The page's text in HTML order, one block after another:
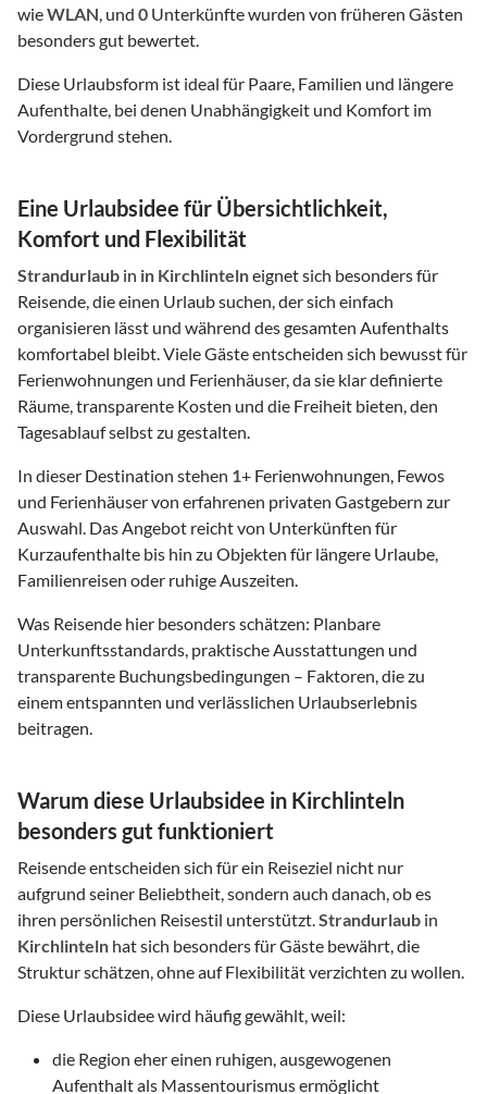
wieWLAN, und 0 Unterkünfte wurden von früheren Gästen
besonders gut bewertet.
Diese Urlaubsform ist ideal für Paare, Familien und längere
Aufenthalte, bei denen Unabhängigkeit und Komfort im
Vordergrund stehen.
Eine Urlaubsidee für Übersichtlichkeit,
Komfort und Flexibilität
Strandurlaub in in Kirchlintelneignet sich besonders für
Reisende, die einen Urlaub suchen, der sich einfach
organisieren lässt und während des gesamten Aufenthalts
komfortabel bleibt. Viele Gäste entscheiden sich bewusst für
Ferienwohnungen und Ferienhäuser, da sie klar definierte
Räume, transparente Kosten und die Freiheit bieten, den
Tagesablauf selbst zu gestalten.
In dieser Destination stehen 1+ Ferienwohnungen, Fewos
und Ferienhäuser von erfahrenen privaten Gastgebern zur
Auswahl. Das Angebot reicht von Unterkünften für
Kurzaufenthalte bis hin zu Objekten für längere Urlaube,
Familienreisen oder ruhige Auszeiten.
Was Reisende hier besonders schätzen: Planbare
Unterkunftsstandards, praktische Ausstattungen und
transparente Buchungsbedingungen – Faktoren, die zu
einem entspannten und verlässlichen Urlaubserlebnis
beitragen.
Warum diese Urlaubsidee in Kirchlinteln
besonders gut funktioniert
Reisende entscheiden sich für ein Reiseziel nicht nur
aufgrund seiner Beliebtheit, sondern auch danach, ob es
ihren persönlichen Reisestil unterstützt.Strandurlaub in
Kirchlinteln hat sich besonders für Gäste bewährt, die
Struktur schätzen, ohne auf Flexibilität verzichten zu wollen.
Diese Urlaubsidee wird häufig gewählt, weil:
die Region eher einen ruhigen, ausgewogenen
Aufenthalt als Massentourismus ermöglicht